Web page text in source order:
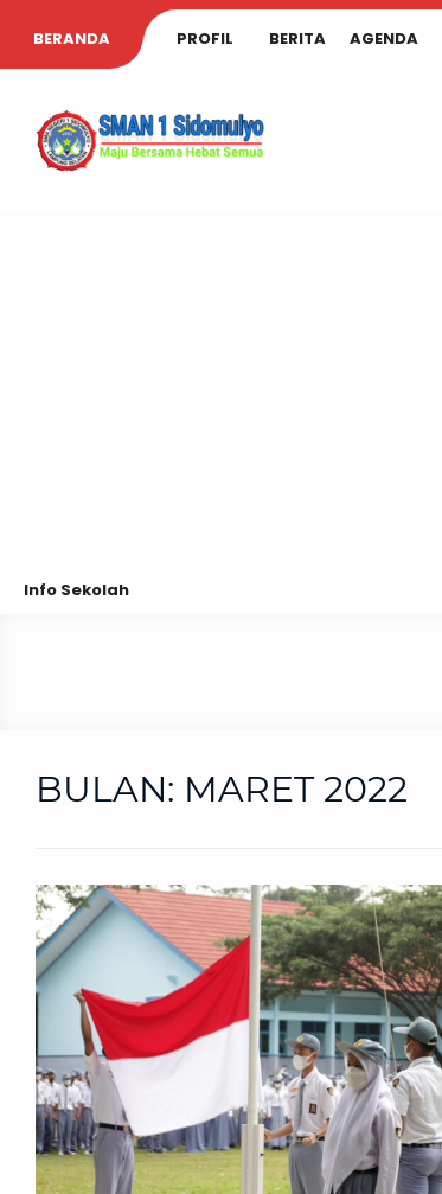
BERANDA PROFIL BERITA AGENDA
Info Sekolah
BULAN: MARET 2022